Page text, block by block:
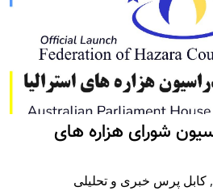
شورای هزاره های
, کابل پرس خبری و تحلیلی